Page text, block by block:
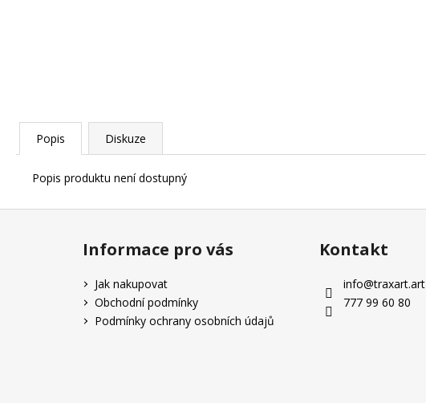
Popis Diskuze
Popis produktu není dostupný
Informace pro vás
Jak nakupovat
Obchodní podmínky
Podmínky ochrany osobních údajů
Kontakt
info@traxart.art
777 99 60 80